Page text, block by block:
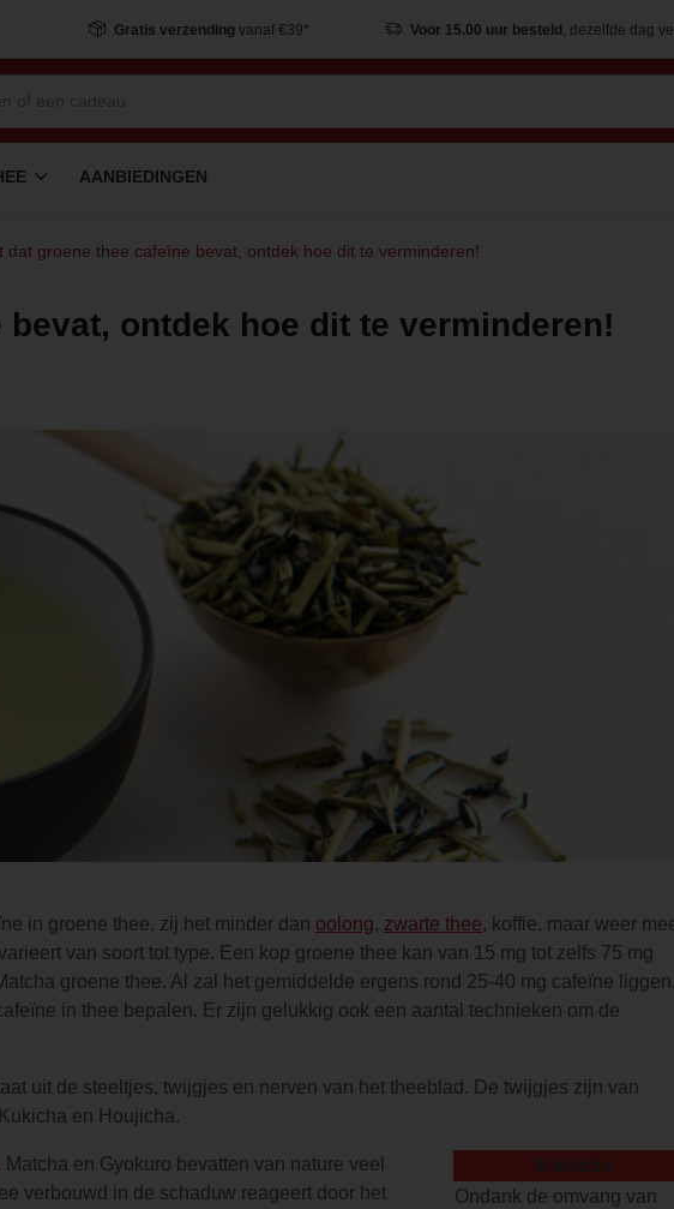
Gratis verzending vanaf €39* Voor 15.00 uur besteld , dezelfde dag
AANBIEDINGEN
dat groene thee cafeïne bevat, ontdek hoe dit te verminderen!
ontdek hoe dit te verminderen!
in groene thee, zij het minder dan oolong, zwarte thee, koffie, maar weer
van soort tot type. Een kop groene thee kan van 15 mg tot zelfs 75 mg
groene thee. Al zal het gemiddelde ergens rond 25-40 mg cafeïne liggen.
in thee bepalen. Er zijn gelukkig ook een aantal technieken om de
uit de steeltjes, twijgjes en nerven van het theeblad. De twijgjes zijn van
en Houjicha.
Kukicha
Ondank de omvang van
Matcha en Gyokuro bevatten van nature veel
verbouwd in de schaduw reageert door het